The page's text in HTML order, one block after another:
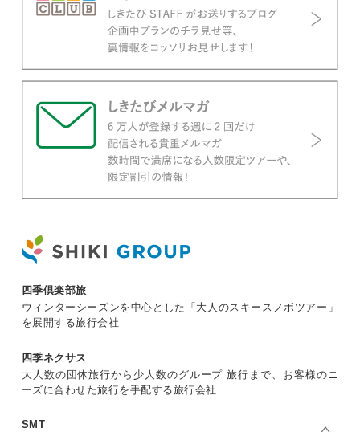
四季倶楽部旅
ウィンターシーズンを中心とした「大人のスキースノボツアー」
を展開する旅行会社
四季ネクサス
大人数の団体旅行から少人数のグループ 旅行まで、お客様のニ
ーズに合わせた旅行を手配する旅行会社
SMT